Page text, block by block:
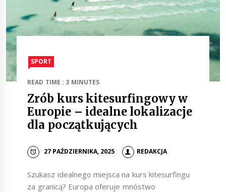
SPORT
READ TIME : 3 MINUTES
Zrób kurs kitesurfingowy w
Europie – idealne lokalizacje
dla początkujących
27 PAŹDZIERNIKA, 2025 REDAKCJA
Szukasz idealnego miejsca na kurs kitesurfingu
za granicą? Europa oferuje mnóstwo